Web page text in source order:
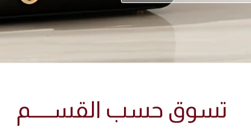
تسوق حسب القســـــم